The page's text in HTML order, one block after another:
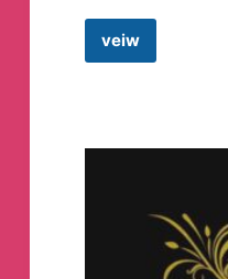
veiwShopee
Seller
Group